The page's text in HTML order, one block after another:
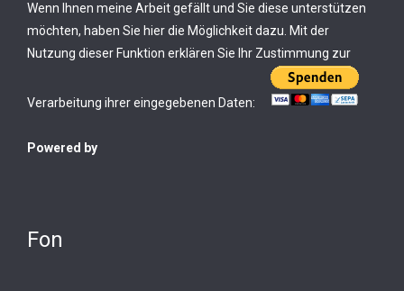
Wenn Ihnen meine Arbeit gefällt und Sie diese unterstützen
möchten, haben Sie hier die Möglichkeit dazu. Mit der
Nutzung dieser Funktion erklären Sie Ihr Zustimmung zur
Verarbeitung ihrer eingegebenen Daten:
Powered by
Fon